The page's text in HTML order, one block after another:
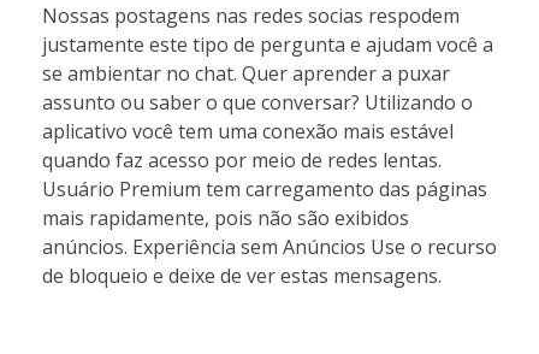
Nossas postagens nas redes socias respodem
justamente este tipo de pergunta e ajudam você a
se ambientar no chat. Quer aprender a puxar
assunto ou saber o que conversar? Utilizando o
aplicativo você tem uma conexão mais estável
quando faz acesso por meio de redes lentas.
Usuário Premium tem carregamento das páginas
mais rapidamente, pois não são exibidos
anúncios. Experiência sem Anúncios Use o recurso
de bloqueio e deixe de ver estas mensagens.